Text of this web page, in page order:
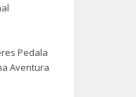
Pedala
Aventura